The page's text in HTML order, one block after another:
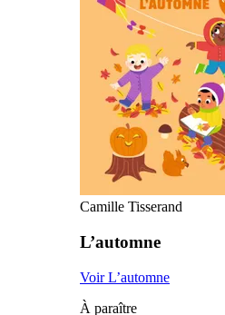
Camille Tisserand
L’automne
Voir L’automne
À paraître